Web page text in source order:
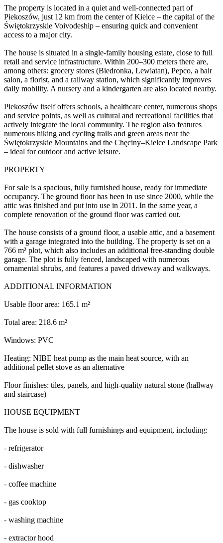
The property is located in a quiet and well-connected part of
Piekoszów, just 12 km from the center of Kielce – the capital of the
Świętokrzyskie Voivodeship – ensuring quick and convenient
access to a major city.
The house is situated in a single-family housing estate, close to full
retail and service infrastructure. Within 200–300 meters there are,
among others: grocery stores (Biedronka, Lewiatan), Pepco, a hair
salon, a florist, and a railway station, which significantly improves
daily mobility. A nursery and a kindergarten are also located nearby.
Piekoszów itself offers schools, a healthcare center, numerous shops
and service points, as well as cultural and recreational facilities that
actively integrate the local community. The region also features
numerous hiking and cycling trails and green areas near the
Świętokrzyskie Mountains and the Chęciny–Kielce Landscape Park
– ideal for outdoor and active leisure.
PROPERTY
For sale is a spacious, fully furnished house, ready for immediate
occupancy. The ground floor has been in use since 2000, while the
attic was finished and put into use in 2011. In the same year, a
complete renovation of the ground floor was carried out.
The house consists of a ground floor, a usable attic, and a basement
with a garage integrated into the building. The property is set on a
766 m² plot, which also includes an additional free-standing double
garage. The plot is fully fenced, landscaped with numerous
ornamental shrubs, and features a paved driveway and walkways.
ADDITIONAL INFORMATION
Usable floor area: 165.1 m²
Total area: 218.6 m²
Windows: PVC
Heating: NIBE heat pump as the main heat source, with an
additional pellet stove as an alternative
Floor finishes: tiles, panels, and high-quality natural stone (hallway
and staircase)
HOUSE EQUIPMENT
The house is sold with full furnishings and equipment, including:
- refrigerator
- dishwasher
- coffee machine
- gas cooktop
- washing machine
- extractor hood